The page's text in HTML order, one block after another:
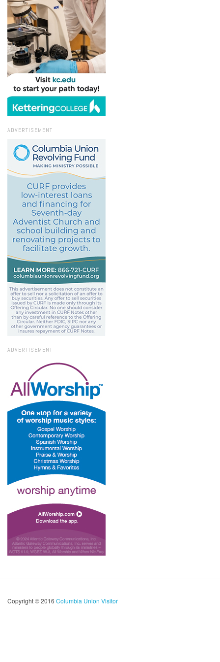
ADVERTISEMENT
ADVERTISEMENT
Copyright © 2016 Columbia Union Visitor